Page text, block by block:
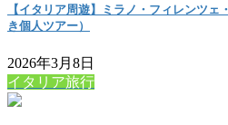
【イタリア周遊】ミラノ・フィレンツ
き個人ツアー）
2026年3月8日
イタリア旅行